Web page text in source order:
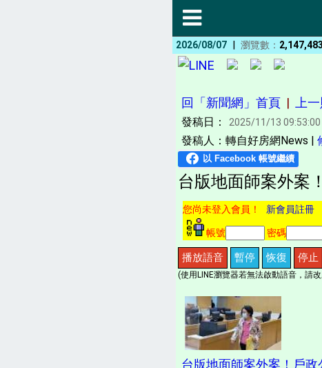
2026/08/07 | 瀏覽數：
回「新聞網」首頁 | 上
發稿日： 2025/11/13 09:53:00
發稿人：轉自好房網News |
台版地面師案外案
您尚未登入會員！ 新會員註冊
帳號 密碼
播放語音 暫停 恢復 停止
(使用LINE瀏覽器若無法啟動語音，請
台版地面師案外案！戶